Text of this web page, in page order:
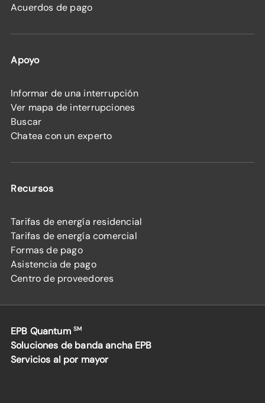
Acuerdos de pago
Apoyo
Informar de una interrupción
Ver mapa de interrupciones
Buscar
Chatea con un experto
Recursos
Tarifas de energía residencial
Tarifas de energía comercial
Formas de pago
Asistencia de pago
Centro de proveedores
EPB Quantum SM
Soluciones de banda ancha EPB
Servicios al por mayor